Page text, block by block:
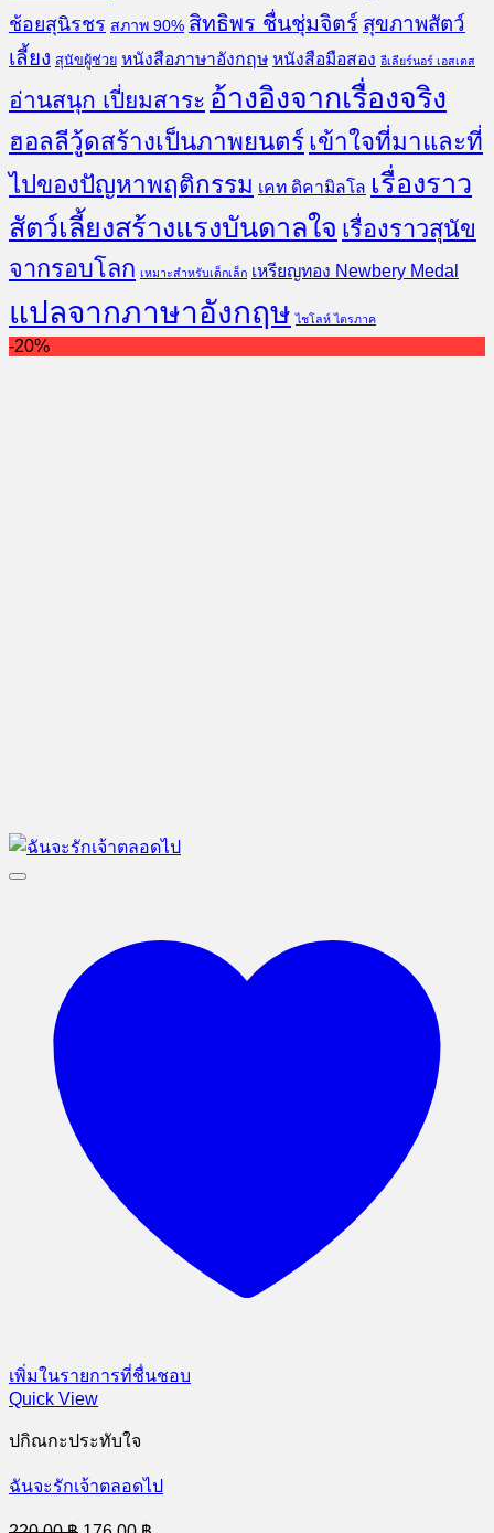
ช้อยสุนิรชร สภาพ 90% สิทธิพร ชื่นชุ่มจิตร์ สุขภาพสัตว์
เลี้ยง สุนัขผู้ช่วย หนังสือภาษาอังกฤษ หนังสือมือสอง อีเลียร์นอร์ เอสเตส
อ่านสนุก เปี่ยมสาระ อ้างอิงจากเรื่องจริง
ฮอลลีวู้ดสร้างเป็นภาพยนตร์ เข้าใจที่มาและที่
ไปของปัญหาพฤติกรรม เคท ดิคามิลโล เรื่องราว
สัตว์เลี้ยงสร้างแรงบันดาลใจ เรื่องราวสุนัข
จากรอบโลก เหมาะสำหรับเด็กเล็ก เหรียญทอง Newbery Medal
แปลจากภาษาอังกฤษ ไชโลห์ ไตรภาค
-20%
เพิ่มในรายการที่ชื่นชอบ
Quick View
ปกิณกะประทับใจ
ฉันจะรักเจ้าตลอดไป
Original